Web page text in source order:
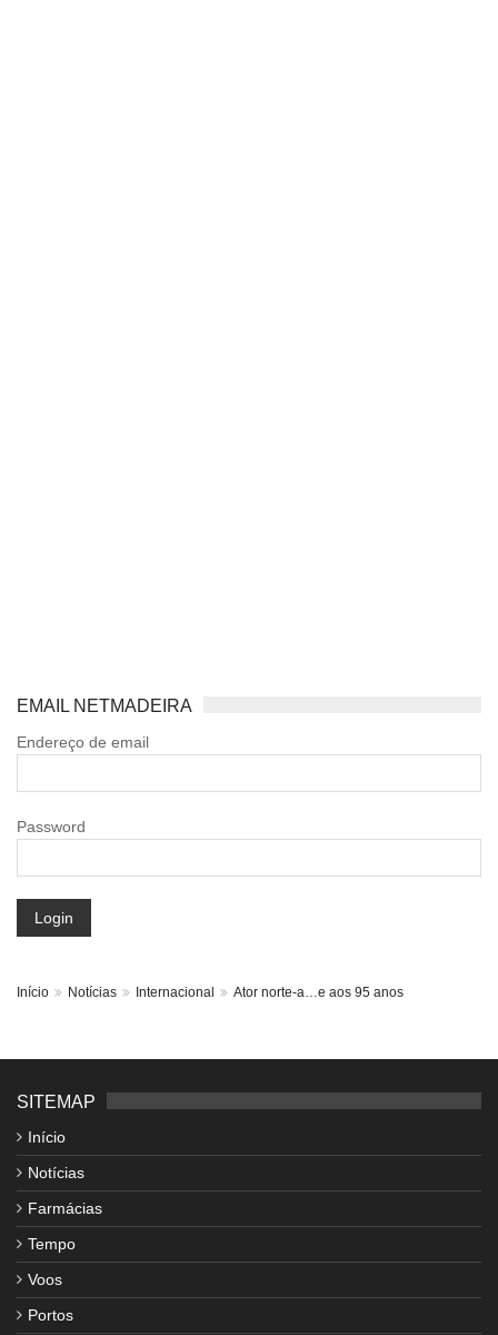
EMAIL NETMADEIRA
Endereço de email
Password
Login
Início Notícias Internacional Ator norte-a…e aos 95 anos
SITEMAP
Início
Notícias
Farmácias
Tempo
Voos
Portos